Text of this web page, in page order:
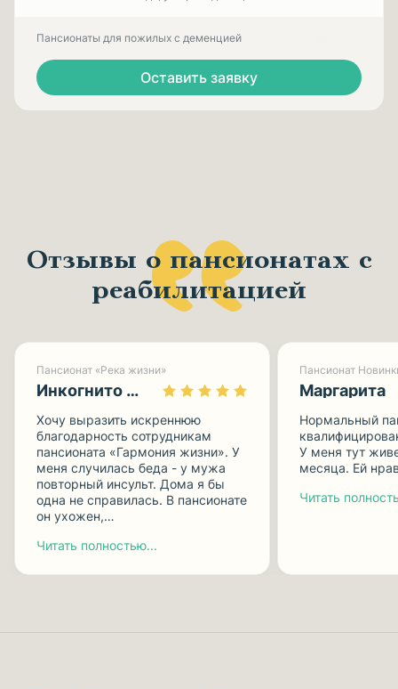
Пансионаты для пожилых с деменцией
Оставить заявку
Отзывы о пансионатах с
реабилитацией
Пансионат «Река жизни»
Инкогнито 0113
Хочу выразить искреннюю
благодарность сотрудникам
пансионата «Гармония жизни». У
меня случилась беда - у мужа
повторный инсульт. Дома я бы
одна не справилась. В пансионате
он ухожен,…
Читать полностью...
Пансионат
Маргарита
Нормальный
У меня тут
месяца. Ей
Читать